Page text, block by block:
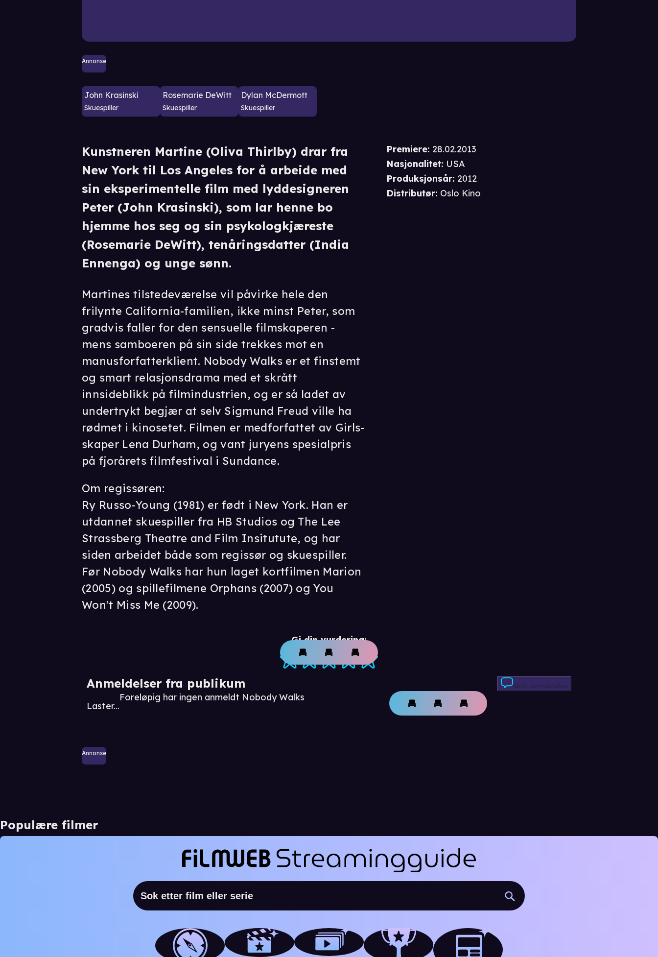
Annonse
John Krasinski
Skuespiller
Rosemarie DeWitt
Skuespiller
Dylan McDermott
Skuespiller
Gi din vurdering:
Anmeldelser fra publikum
Laster...
Foreløpig har ingen anmeldt Nobody Walks
Skriv anmeldelse
Annonse
Premiere: 28.02.2013
Nasjonalitet: USA
Produksjonsår: 2012
Distributør: Oslo Kino
Kunstneren Martine (Oliva Thirlby) drar fra
New York til Los Angeles for å arbeide med
sin eksperimentelle film med lyddesigneren
Peter (John Krasinski), som lar henne bo
hjemme hos seg og sin psykologkjæreste
(Rosemarie DeWitt), tenåringsdatter (India
Ennenga) og unge sønn.
Martines tilstedeværelse vil påvirke hele den
frilynte California-familien, ikke minst Peter, som
gradvis faller for den sensuelle filmskaperen -
mens samboeren på sin side trekkes mot en
manusforfatterklient. Nobody Walks er et finstemt
og smart relasjonsdrama med et skrått
innsideblikk på filmindustrien, og er så ladet av
undertrykt begjær at selv Sigmund Freud ville ha
rødmet i kinosetet. Filmen er medforfattet av Girls-
skaper Lena Durham, og vant juryens spesialpris
på fjorårets filmfestival i Sundance.
Om regissøren:
Ry Russo-Young (1981) er født i New York. Han er
utdannet skuespiller fra HB Studios og The Lee
Strassberg Theatre and Film Insitutute, og har
siden arbeidet både som regissør og skuespiller.
Før Nobody Walks har hun laget kortfilmen Marion
(2005) og spillefilmene Orphans (2007) og You
Won't Miss Me (2009).
Populære filmer